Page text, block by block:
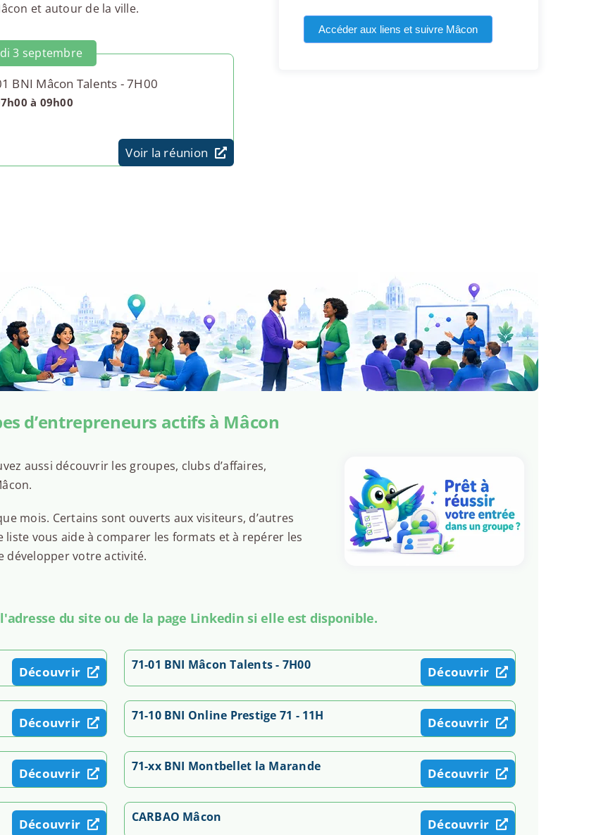
et autour de la ville.
3 septembre
BNI Mâcon Talents - 7H00
à 09h00
Voir la réunion
Accéder aux liens et suivre Mâcon
d’entrepreneurs actifs à Mâcon
aussi découvrir les groupes, clubs d’affaires,
mois. Certains sont ouverts aux visiteurs, d’autres
vous aide à comparer les formats et à repérer les
développer votre activité.
du site ou de la page Linkedin si elle est disponible.
Découvrir 71-01 BNI Mâcon Talents - 7H00 Découvrir
Découvrir 71-10 BNI Online Prestige 71 - 11H Découvrir
Découvrir 71-xx BNI Montbellet la Marande Découvrir
Découvrir CARBAO Mâcon Découvrir